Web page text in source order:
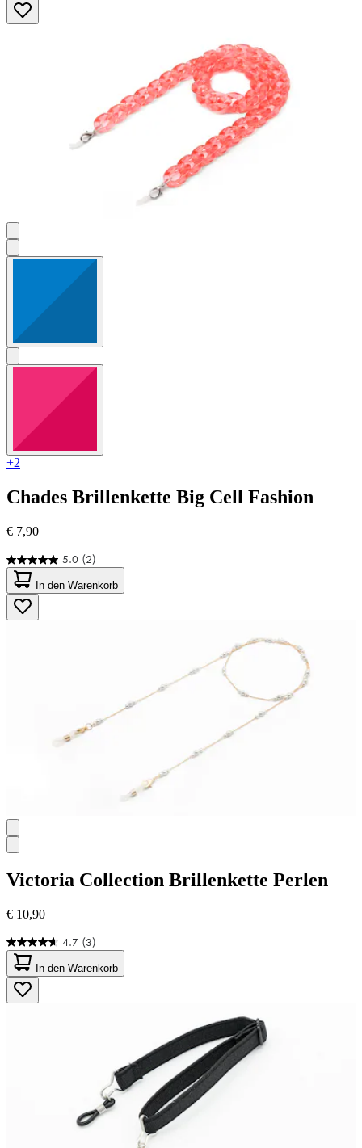
Sternen.
+2
Chades Brillenkette Big Cell Fashion
€ 7,90
5.0 (2)
5.0
von
5
Sternen.
2
In den Warenkorb
Victoria Collection Brillenkette Perlen
€ 10,90
4.7 (3)
4.7
von
5
Sternen.
3
In den Warenkorb